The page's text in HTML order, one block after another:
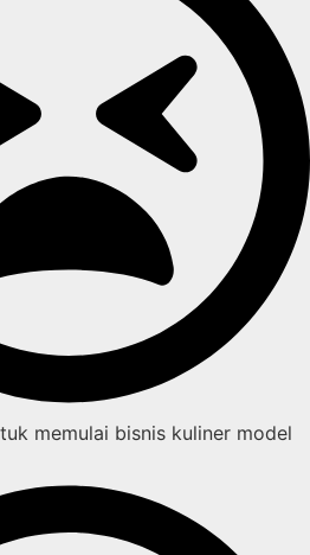
memulai bisnis kuliner model